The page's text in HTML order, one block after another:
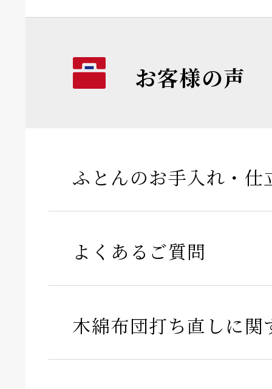
お客様の声
ふとんのお手入れ・仕
よくあるご質問
木綿布団打ち直しに関